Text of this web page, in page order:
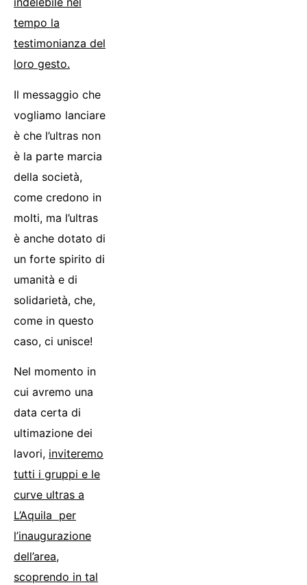
tempo la
testimonianza del
loro gesto.
Il messaggio che
vogliamo lanciare
è che l’ultras non
è la parte marcia
della società,
come credono in
molti, ma l’ultras
è anche dotato di
un forte spirito di
umanità e di
solidarietà, che,
come in questo
caso, ci unisce!
Nel momento in
cui avremo una
data certa di
ultimazione dei
lavori, inviteremo
tutti i gruppi e le
curve ultras a
L’Aquila per
l’inaugurazione
dell’area,
scoprendo in tal